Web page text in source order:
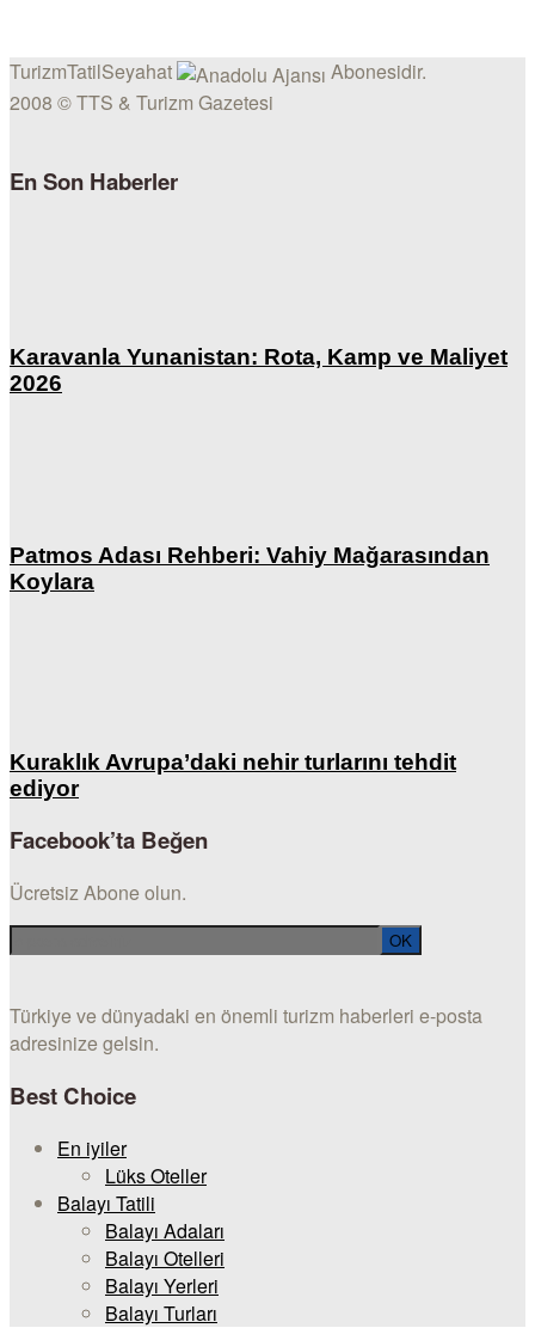
TurizmTatilSeyahat
Abonesidir.
2008 © TTS & Turizm Gazetesi
En Son Haberler
Karavanla Yunanistan: Rota, Kamp ve Maliyet
2026
Patmos Adası Rehberi: Vahiy Mağarasından
Koylara
Kuraklık Avrupa’daki nehir turlarını tehdit
ediyor
Facebook’ta Beğen
Ücretsiz Abone olun.
Türkiye ve dünyadaki en önemli turizm haberleri e-posta
adresinize gelsin.
Best Choice
En iyiler
Lüks Oteller
Balayı Tatili
Balayı Adaları
Balayı Otelleri
Balayı Yerleri
Balayı Turları